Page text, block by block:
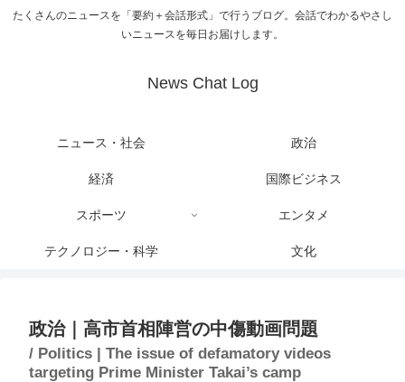
たくさんのニュースを「要約＋会話形式」で行うブログ。会話でわかるやさし
いニュースを毎日お届けします。
News Chat Log
ニュース・社会 政治
経済 国際ビジネス
スポーツ エンタメ
テクノロジー・科学 文化
政治｜高市首相陣営の中傷動画問題
/ Politics | The issue of defamatory videos
targeting Prime Minister Takai’s camp